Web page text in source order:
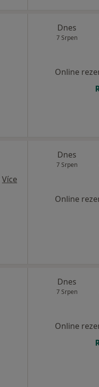
Dnes
7 Srpen
Online
Více
Dnes
7 Srpen
Online
Dnes
7 Srpen
Online